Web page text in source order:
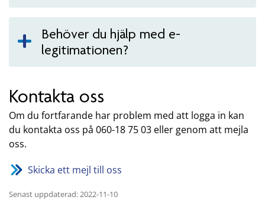
Behöver du hjälp med e-
legitimationen?
Kontakta oss
Om du fortfarande har problem med att logga in kan
du kontakta oss på 060-18 75 03 eller genom att mejla
oss.
Skicka ett mejl till oss
Senast uppdaterad: 2022-11-10